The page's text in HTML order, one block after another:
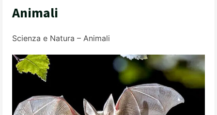
Animali
Scienza e Natura – Animali